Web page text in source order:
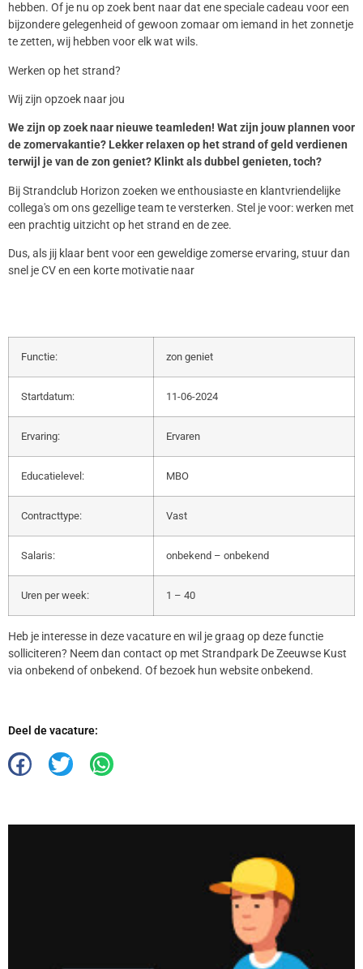
hebben. Of je nu op zoek bent naar dat ene speciale cadeau voor een
bijzondere gelegenheid of gewoon zomaar om iemand in het zonnetje
te zetten, wij hebben voor elk wat wils.
Werken op het strand?
Wij zijn opzoek naar jou
We zijn op zoek naar nieuwe teamleden! Wat zijn jouw plannen voor
de zomervakantie? Lekker relaxen op het strand of geld verdienen
terwijl je van de zon geniet? Klinkt als dubbel genieten, toch?
Bij Strandclub Horizon zoeken we enthousiaste en klantvriendelijke
collega's om ons gezellige team te versterken. Stel je voor: werken met
een prachtig uitzicht op het strand en de zee.
Dus, als jij klaar bent voor een geweldige zomerse ervaring, stuur dan
snel je CV en een korte motivatie naar
Functie: zon geniet
Startdatum: 11-06-2024
Ervaring: Ervaren
Educatielevel: MBO
Contracttype: Vast
Salaris: onbekend – onbekend
Uren per week: 1 – 40
Heb je interesse in deze vacature en wil je graag op deze functie
solliciteren? Neem dan contact op met Strandpark De Zeeuwse Kust
via onbekend of onbekend. Of bezoek hun website onbekend.
Deel de vacature: